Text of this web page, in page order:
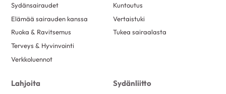
Sydänsairaudet
Elämää sairauden kanssa
Ruoka & Ravitsemus
Terveys & Hyvinvointi
Verkkoluennot
Kuntoutus
Vertaistuki
Tukea sairaalasta
Lahjoita Sydänliitto